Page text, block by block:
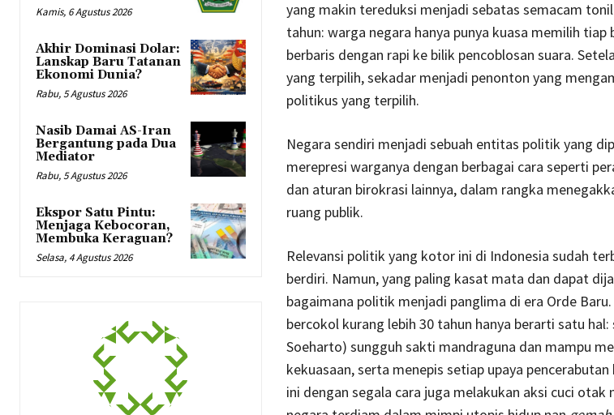
Kamis, 6 Agustus 2026
Akhir Dominasi Dolar:
Lanskap Baru Tatanan
Ekonomi Dunia?
Rabu, 5 Agustus 2026
Nasib Damai AS-Iran
Bergantung pada Dua
Mediator
Rabu, 5 Agustus 2026
Ekspor Satu Pintu:
Menjaga Kebocoran,
Membuka Keraguan?
Selasa, 4 Agustus 2026
yang makin tereduksi menjadi sebatas semacam
tahun: warga negara hanya punya kuasa memilih tiap
berbaris dengan rapi ke bilik pencoblosan suara.
yang terpilih, sekadar menjadi penonton yang
politikus yang terpilih.
Negara sendiri menjadi sebuah entitas politik yang
merepresi warganya dengan berbagai cara seperti
dan aturan birokrasi lainnya, dalam rangka
ruang publik.
Relevansi politik yang kotor ini di Indonesia sudah
berdiri. Namun, yang paling kasat mata dan dapat
bagaimana politik menjadi panglima di era Orde
bercokol kurang lebih 30 tahun hanya berarti satu
Soeharto) sungguh sakti mandraguna dan mampu
kekuasaan, serta menepis setiap upaya
ini dengan segala cara juga melakukan aksi cuci otak